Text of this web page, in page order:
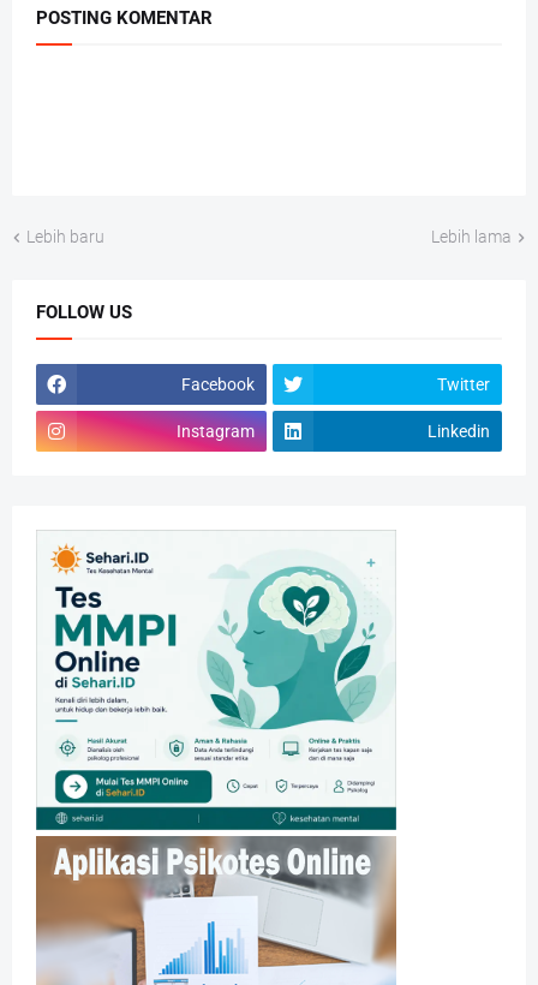
POSTING KOMENTAR
Lebih baru Lebih lama
FOLLOW US
Facebook Twitter
Instagram Linkedin